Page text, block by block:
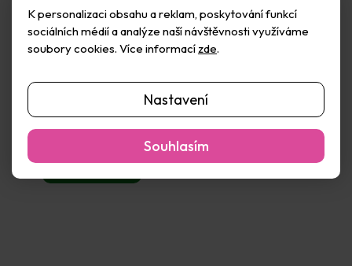
K personalizaci obsahu a reklam, poskytování funkcí
sociálních médií a analýze naší návštěvnosti využíváme
soubory cookies. Více informacízde.
Nastavení
Souhlasím
Dřevěné domečky (3ks)
Průměrné
hodnocení
je
z
5
Skladem(1 ks)
217 Kč
Do košíku
Dřevěný jednorožec s
16x20cm